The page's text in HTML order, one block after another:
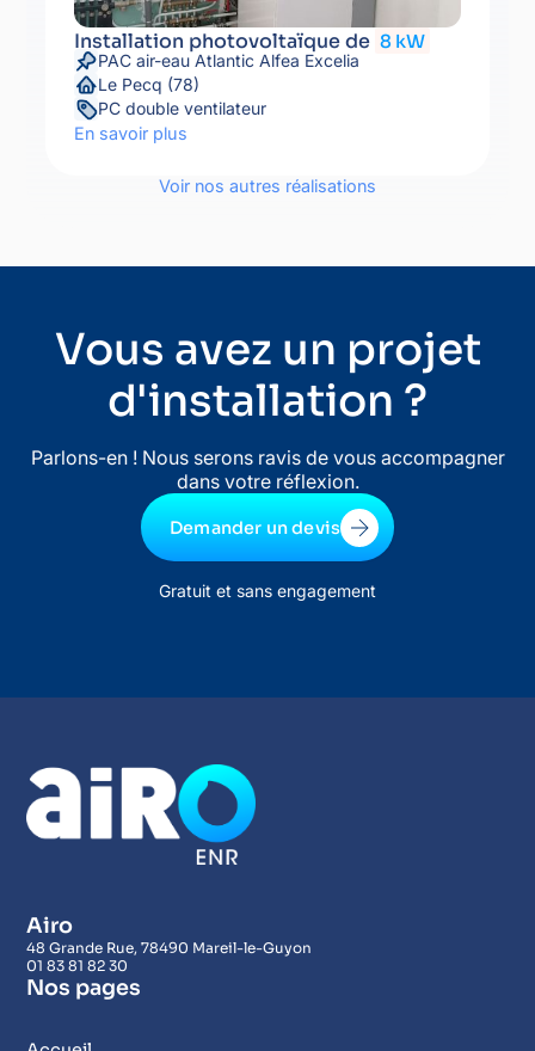
Installation photovoltaïque de 8 kW
PAC air-eau Atlantic Alfea Excelia
Le Pecq (78)
PC double ventilateur
En savoir plus
Voir nos autres réalisations
Vous avez un projet
d'installation ?
Parlons-en ! Nous serons ravis de vous accompagner
dans votre réflexion.
Demander un devis
Gratuit et sans engagement
Airo
48 Grande Rue, 78490 Mareil-le-Guyon
01 83 81 82 30
Nos pages